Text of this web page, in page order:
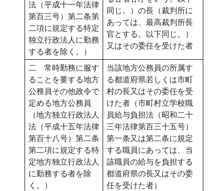
法（平成十一年法律
第百三号）第二条第
二項に規定する特定
独立行政法人に勤務
する者を除く。）
同じ。）の長（裁判所に
あっては、最高裁判所長
官とする。以下同じ。）
又はその委任を受けた者
二 常時勤務に服す
ることを要する地方
公務員その他政令で
定める地方公務員
（地方独立行政法人
法（平成十五年法律
第百十八号）第二条
第二項に規定する特
定地方独立行政法人
に勤務する者を除
く。）
当該地方公務員の所属す
る都道府県若しくは市町
村の長又はその委任を受
けた者（市町村立学校職
員給与負担法（昭和二十
三年法律第百三十五号）
第一条又は第二条に規定
する職員にあっては、当
該職員の給与を負担する
都道府県の長又はその委
任を受けた者）